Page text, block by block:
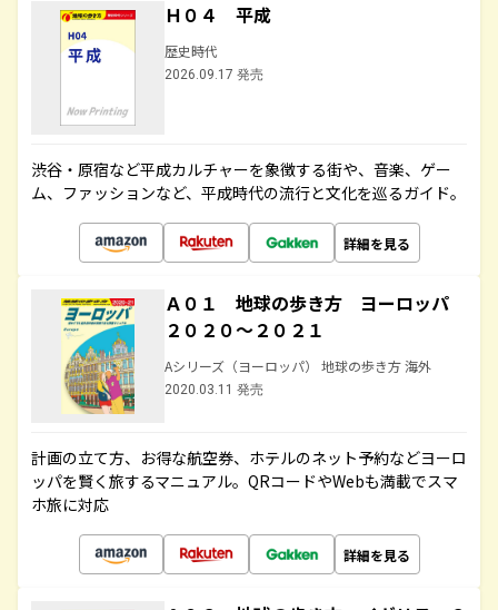
Ｈ０４ 平成
歴史時代
2026.09.17 発売
渋谷・原宿など平成カルチャーを象徴する街や、音楽、ゲー
ム、ファッションなど、平成時代の流行と文化を巡るガイド。
詳細を見る
Ａ０１ 地球の歩き方 ヨーロッパ
２０２０～２０２１
Aシリーズ（ヨーロッパ） 地球の歩き方 海外
2020.03.11 発売
計画の立て方、お得な航空券、ホテルのネット予約などヨーロ
ッパを賢く旅するマニュアル。QRコードやWebも満載でスマ
ホ旅に対応
詳細を見る